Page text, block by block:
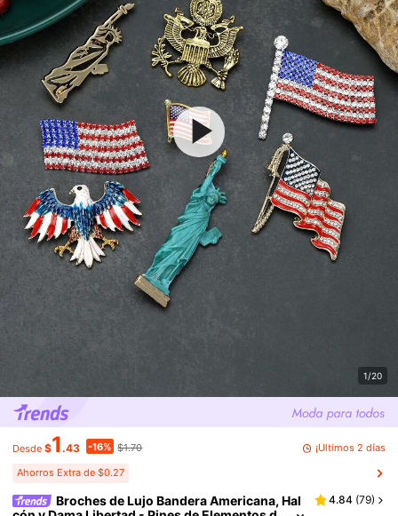
1/20
Desde $1 .43 -16% $1.70 ¡Últimos 2 días
Ahorros Extra de $0.27
Broches de Lujo Bandera Americana, Hal
4.84 (79)